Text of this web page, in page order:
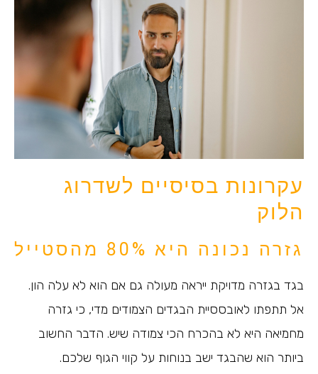
עקרונות בסיסיים לשדרוג
הלוק
גזרה נכונה היא 80% מהסטייל
בגד בגזרה מדויקת ייראה מעולה גם אם הוא לא עלה הון.
אל תתפתו לאובססיית הבגדים הצמודים מדי, כי גזרה
מחמיאה היא לא בהכרח הכי צמודה שיש. הדבר החשוב
ביותר הוא שהבגד ישב בנוחות על קווי הגוף שלכם.